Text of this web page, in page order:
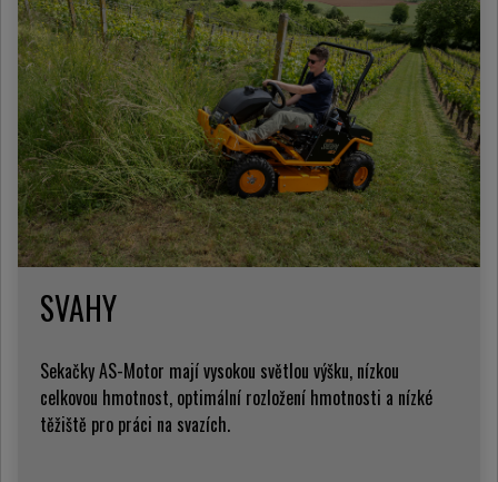
SVAHY
Sekačky AS-Motor mají vysokou světlou výšku, nízkou
celkovou hmotnost, optimální rozložení hmotnosti a nízké
těžiště pro práci na svazích.